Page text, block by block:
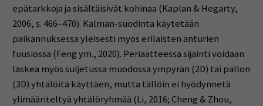
epätarkkoja ja sisältäisivät kohinaa (Kaplan & Hegarty,
2006, s. 466–470). Kalman-suodinta käytetään
paikannuksessa yleisesti myös erilaisten anturien
fuusiossa (Feng ym., 2020). Periaatteessa sijainti voidaan
laskea myös suljetussa muodossa ympyrän (2D) tai pallon
(3D) yhtälöitä käyttäen, mutta tällöin ei hyödynnetä
ylimääriteltyä yhtälöryhmää (Li, 2016; Cheng & Zhou,